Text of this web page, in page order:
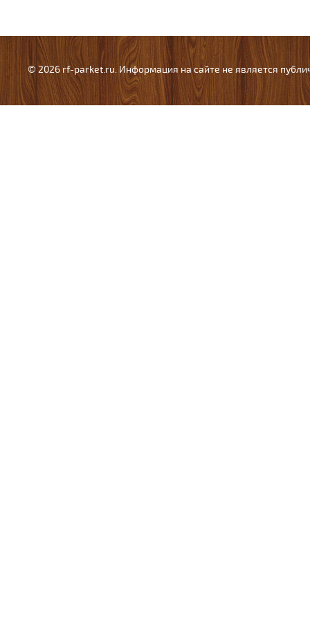
© 2026 rf-parket.ru. Информация на сайте не является